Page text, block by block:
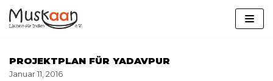
Zum
Inhalt
PROJEKTPLAN FÜR YADAVPUR
Januar 11, 2016